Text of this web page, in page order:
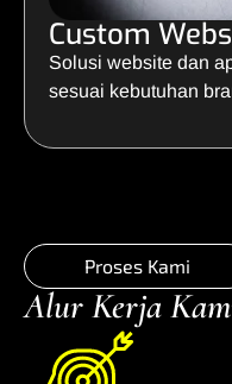
Custom
Solusi website dan
sesuai kebutuhan
Proses Kami
Alur Kerja